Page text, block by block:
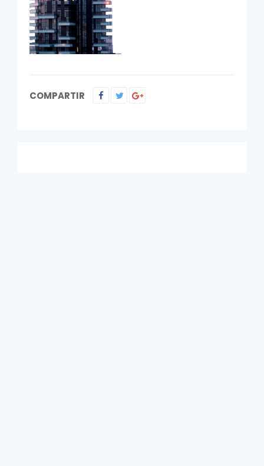
COMPARTIR